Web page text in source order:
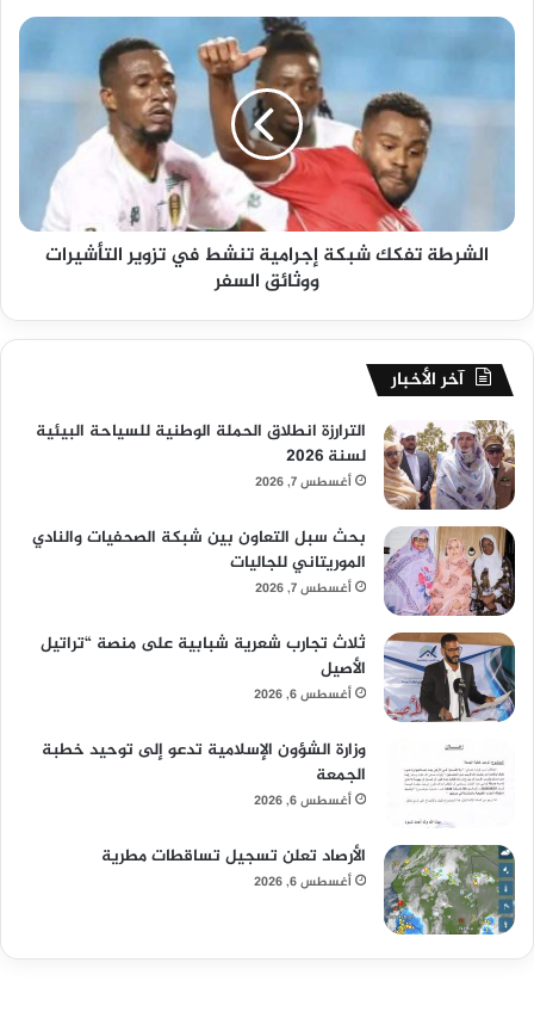
الشرطة تفكك شبكة إجرامية تنشط في تزوير التأشيرات
ووثائق السفر
آخر الأخبار
الترارزة انطلاق الحملة الوطنية للسياحة البيئية
لسنة 2026
أغسطس 7, 2026
بحث سبل التعاون بين شبكة الصحفيات والنادي
الموريتاني للجاليات
أغسطس 7, 2026
ثلاث تجارب شعرية شبابية على منصة “تراتيل
الأصيل
أغسطس 6, 2026
وزارة الشؤون الإسلامية تدعو إلى توحيد خطبة
الجمعة
أغسطس 6, 2026
الأرصاد تعلن تسجيل تساقطات مطرية
أغسطس 6, 2026